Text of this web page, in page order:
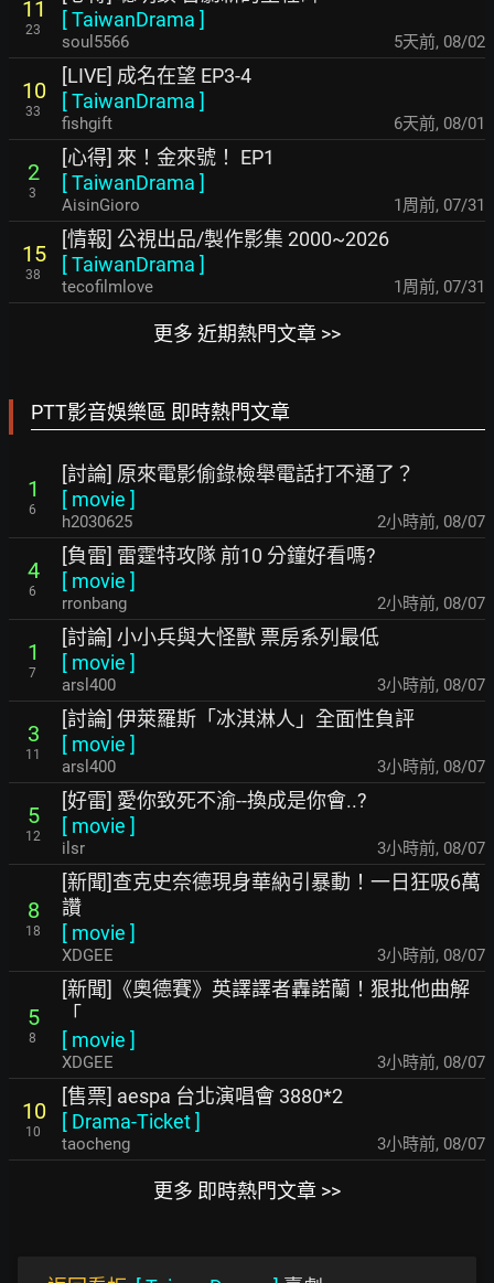
11
23
[TaiwanDrama ]
soul5566 5天前, 08/02
10
33
[LIVE] 成名在望 EP3-4
[TaiwanDrama ]
fishgift 6天前, 08/01
2
3
[心得] 來！金來號！ EP1
[TaiwanDrama ]
AisinGioro 1周前, 07/31
15
38
[情報] 公視出品/製作影集 2000~2026
[TaiwanDrama ]
tecofilmlove 1周前, 07/31
更多 近期熱門文章 >>
PTT影音娛樂區 即時熱門文章
1
6
[討論] 原來電影偷錄檢舉電話打不通了？
[ movie ]
h2030625 2小時前, 08/07
4
6
[負雷] 雷霆特攻隊 前10 分鐘好看嗎?
[ movie ]
rronbang 2小時前, 08/07
1
7
[討論] 小小兵與大怪獸 票房系列最低
[ movie ]
arsl400 3小時前, 08/07
3
11
[討論] 伊萊羅斯「冰淇淋人」全面性負評
[ movie ]
arsl400 3小時前, 08/07
5
12
[好雷] 愛你致死不渝--換成是你會..?
[ movie ]
ilsr 3小時前, 08/07
8
18
[新聞]查克史奈德現身華納引暴動！一日狂吸6萬
讚
[ movie ]
XDGEE 3小時前, 08/07
5
8
[新聞]《奧德賽》英譯譯者轟諾蘭！狠批他曲解
「
[ movie ]
XDGEE 3小時前, 08/07
10
10
[售票] aespa 台北演唱會 3880*2
[ Drama-Ticket]
taocheng 3小時前, 08/07
更多 即時熱門文章 >>